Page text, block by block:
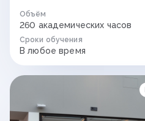
Объём
260 академических часов
Сроки обучения
В любое время